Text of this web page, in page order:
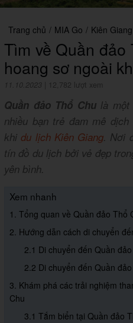
Trang chủ / MIA Go / Kiên Giang
Tìm về Quần
hoang sơ ngoài
11.10.2023 12,782 lượt xem
Quần đảo Thổ Chulà một
nhiều bạn trẻ đam mê
khi du lịch Kiên Giang. Nơi
tín đồ du lịch bởi vẻ đẹp
yên bình.
Xem nhanh
1. Tổng quan về Quần đảo Thổ
2. Hướng dẫn cách di chuyển
2.1 Di chuyển đến Quần
2.2 Di chuyển đến Quần
3. Khám phá các trải nghiệm
Chu
3.1 Tắm biển tại Quần đảo